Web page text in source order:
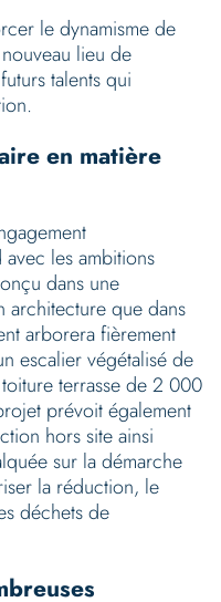
le dynamisme de
lieu de
talents qui
en matière
les ambitions
dans une
architecture que dans
arborera fièrement
escalier végétalisé de
terrasse de 2 000
prévoit également
hors site ainsi
sur la démarche
la réduction, le
déchets de